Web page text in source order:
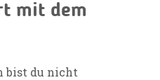
mit dem
bist du nicht